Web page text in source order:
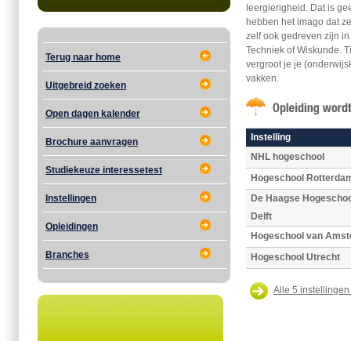
Terug naar home
Uitgebreid zoeken
Open dagen kalender
Brochure aanvragen
Studiekeuze interessetest
Instellingen
Opleidingen
Branches
leergierigheid. Dat is
hebben het imago dat
zelf ook gedreven zijn
Techniek of Wiskunde.
vergroot je je
vakken.
Instelling
NHL hogeschool
Hogeschool
De Haagse
Delft
Hogeschool van
Hogeschool Utrecht
Alle 5